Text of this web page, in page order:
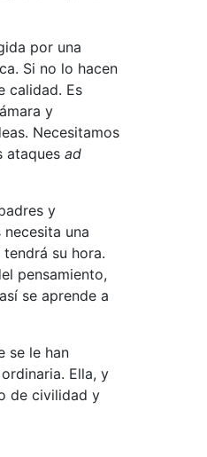
por una
Si no lo hacen
calidad. Es
y
Necesitamos
ataques ad
y
una
su hora.
pensamiento,
se aprende a
se le han
Ella, y
de civilidad y